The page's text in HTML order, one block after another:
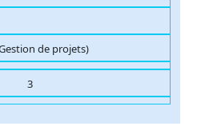
de projets)
3